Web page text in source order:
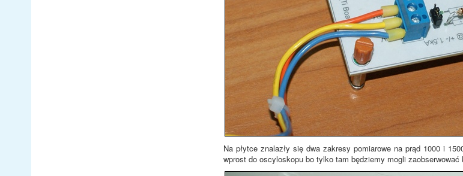
Na płytce znalazły się dwa zakresy pomiarowe na prąd 1000 i
wprost do oscyloskopu bo tylko tam będziemy mogli